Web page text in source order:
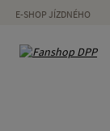
E-SHOP JÍZDNÉHO